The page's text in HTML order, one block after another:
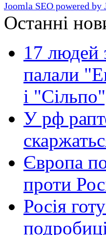
Joomla SEO powered by
Останні
17 людей
палали
і
У рф
Європа
проти
Росія